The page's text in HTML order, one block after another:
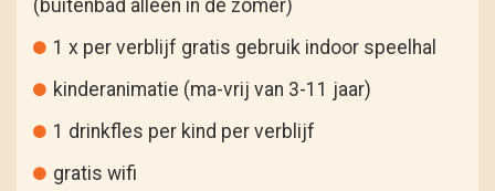
(buitenbad alleen in de zomer)
1 x per verblijf gratis gebruik indoor speelhal
kinderanimatie (ma-vrij van 3-11 jaar)
1 drinkfles per kind per verblijf
gratis wifi